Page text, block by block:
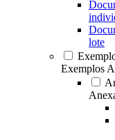
lote
Exemplos